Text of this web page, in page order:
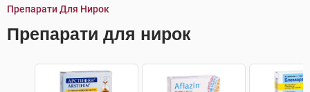
Препарати Для Нирок
Препарати для нирок